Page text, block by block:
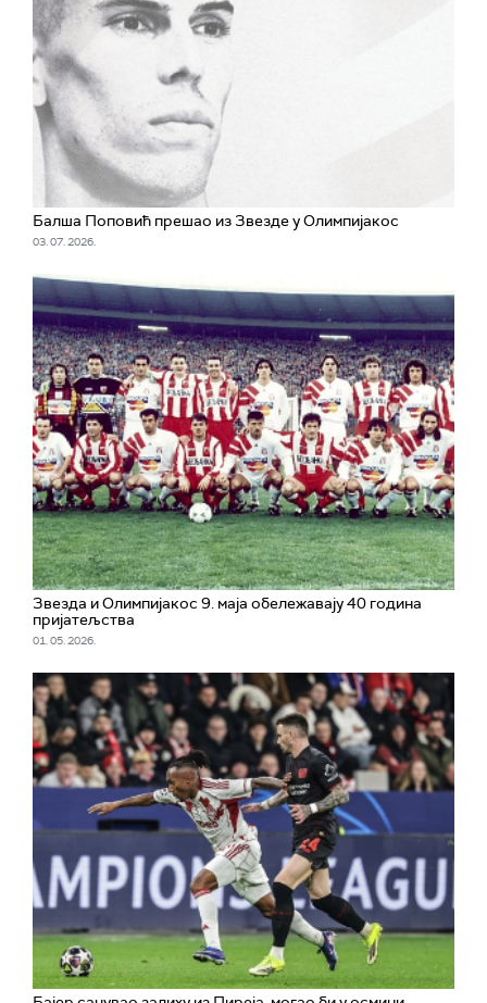
Балша Поповић прешао из Звезде у Олимпијакос
03. 07. 2026.
Звезда и Олимпијакос 9. маја обележавају 40 година
пријатељства
01. 05. 2026.